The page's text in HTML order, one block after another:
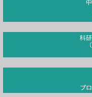
科
プ